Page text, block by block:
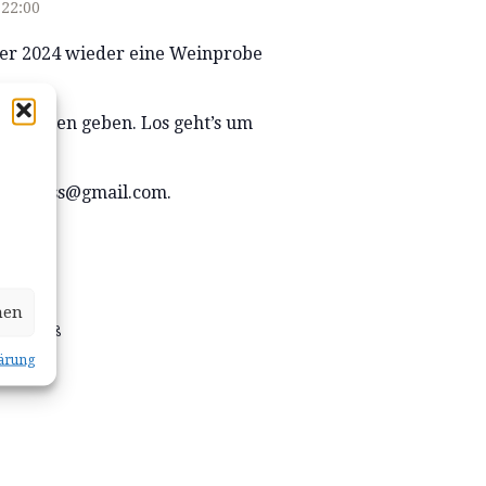
22:00
2024 wieder eine Weinprobe
essen geben. Los geht’s um